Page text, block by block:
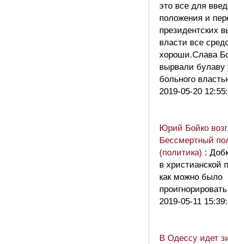
это все для
положения и
президентских
власти все
хороши.Слава
вырвали булаву
больного
2019-05-20
Юрий Бойко
Бессмертный
(политика) :
в христианской
как можно было
2019-05-11
В Одессу идет